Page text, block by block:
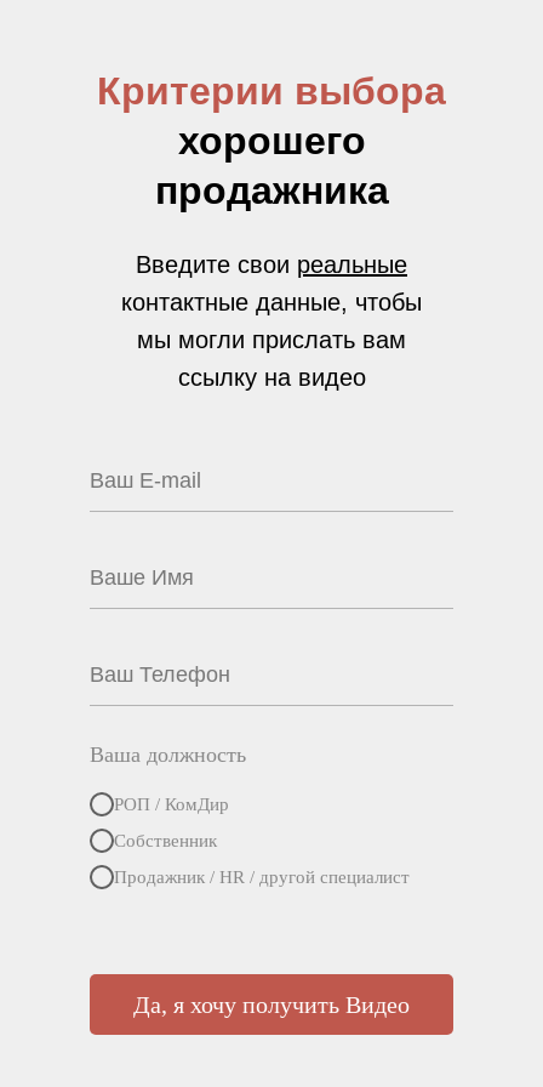
Критерии выбора
хорошего
продажника
Ваша должность
РОП / КомДир
Собственник
Продажник / HR / другой специалист
Да, я хочу получить Видео
Введите свои реальные
контактные данные, чтобы
мы могли прислать вам
ссылку на видео